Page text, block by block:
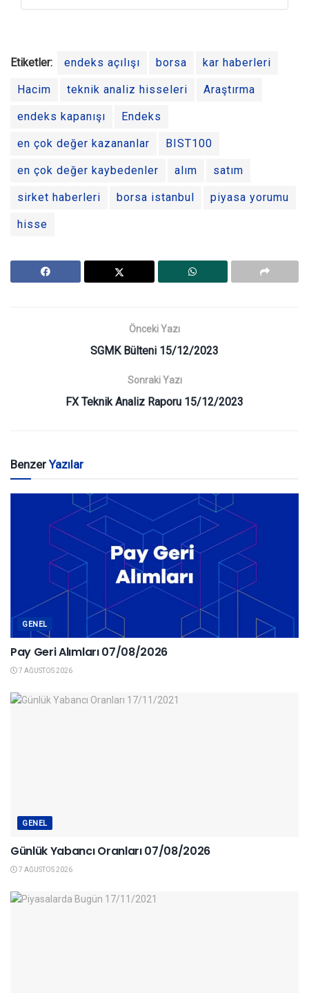
Etiketler: endeks açılışı borsa kar haberleri
Hacim teknik analiz hisseleri Araştırma
endeks kapanışı Endeks
en çok değer kazananlar BIST100
en çok değer kaybedenler alım satım
sirket haberleri borsa istanbul piyasa yorumu
hisse
Önceki Yazı
SGMK Bülteni 15/12/2023
Sonraki Yazı
FX Teknik Analiz Raporu 15/12/2023
BenzerYazılar
GENEL
Pay Geri Alımları 07/08/2026
7 AĞUSTOS 2026
GENEL
Günlük Yabancı Oranları 07/08/2026
7 AĞUSTOS 2026